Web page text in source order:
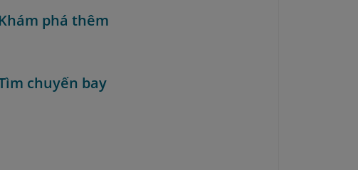
Khám phá thêm
chuyến bay